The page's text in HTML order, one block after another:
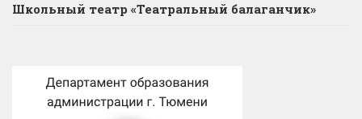
Школьный театр «Театральный балаганчик»